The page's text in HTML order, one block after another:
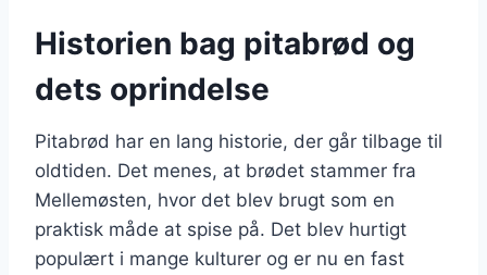
Historien bag pitabrød og
dets oprindelse
Pitabrød har en lang historie, der går tilbage til
oldtiden. Det menes, at brødet stammer fra
Mellemøsten, hvor det blev brugt som en
praktisk måde at spise på. Det blev hurtigt
populært i mange kulturer og er nu en fast